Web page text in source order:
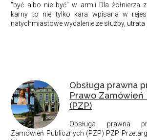
"być albo nie być" w armii Dla żołnierza
karny to nie tylko kara wpisana w
natychmiastowe wydalenie ze służby, utrata
Obsługa prawna
Prawo Zamówień
(PZP)
Obsługa prawna
Zamówień Publicznych (PZP) PZP